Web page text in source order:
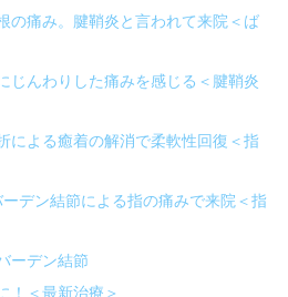
の痛み。腱鞘炎と言われて来院＜ば
じんわりした痛みを感じる＜腱鞘炎
による癒着の解消で柔軟性回復＜指
デン結節による指の痛みで来院＜指
ーデン結節
！＜最新治療＞